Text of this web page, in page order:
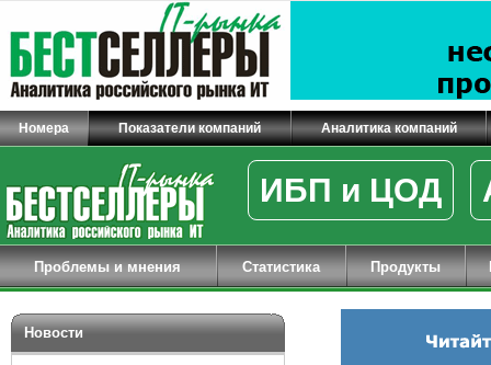
Номера Показатели компаний Аналитика компаний
ИБП и ЦОД
Проблемы и мнения Статистика Продукты
Новости